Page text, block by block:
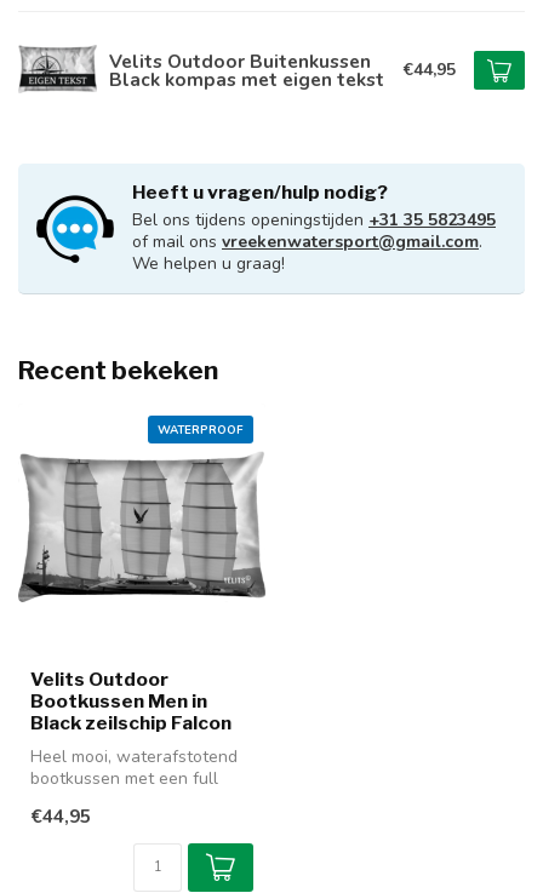
Velits Outdoor Buitenkussen
Black kompas met eigen tekst €44,95
Heeft u vragen/hulp nodig?
Bel ons tijdens openingstijden +31 35 5823495
of mail ons vreekenwatersport@gmail.com.
We helpen u graag!
Recent bekeken
WATERPROOF
Velits Outdoor
Bootkussen Men in
Black zeilschip Falcon
Heel mooi, waterafstotend
bootkussen met een full
ka...
€44,95